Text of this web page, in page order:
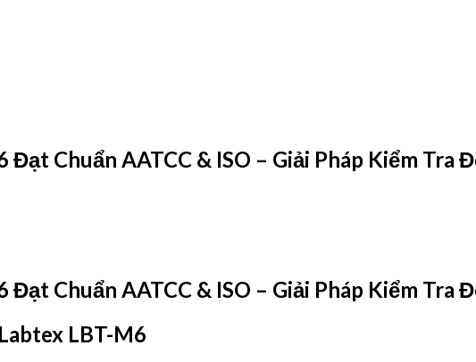
Chuẩn AATCC & ISO – Giải Pháp Kiểm Tra
Chuẩn AATCC & ISO – Giải Pháp Kiểm Tra
LBT-M6